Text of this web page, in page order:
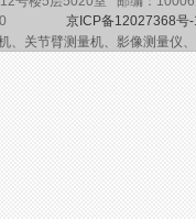
京ICP备12027368号
、关节臂测量机、影像测量仪